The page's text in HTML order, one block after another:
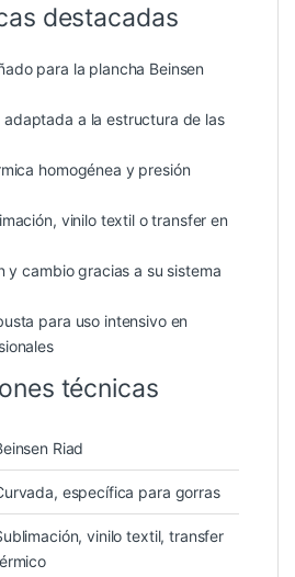
destacadas
para la plancha Beinsen
adaptada a la estructura de las
homogénea y presión
vinilo textil o transfer en
y cambio gracias a su sistema
para uso intensivo en
técnicas
Riad
específica para gorras
vinilo textil, transfer